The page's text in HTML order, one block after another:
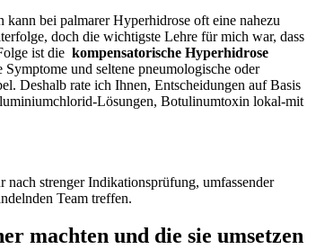
bei palmarer Hyperhidrose oft eine nahezu
doch​ die wichtigste Lehre für mich war, dass
ist die
kompensatorische Hyperhidrose
Symptome und seltene pneumologische⁤ oder
Deshalb rate ich Ihnen, Entscheidungen auf Basis
Lösungen, ‌Botulinumtoxin​ lokal-mit
nach strenger Indikationsprüfung, umfassender
Team treffen.
⁢machten und die sie umsetzen